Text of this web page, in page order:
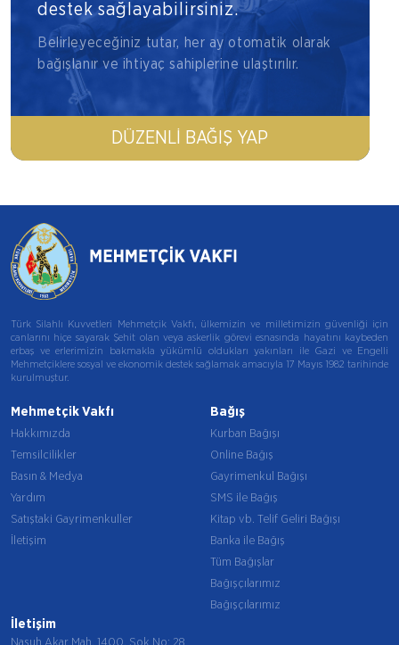
destek sağlayabilirsiniz.
Belirleyeceğiniz tutar, her ay otomatik olarak
bağışlanır ve ihtiyaç sahiplerine ulaştırılır.
DÜZENLI BAĞIŞ YAP
Türk Silahlı Kuvvetleri Mehmetçik Vakfı, ülkemizin ve milletimizin güvenliği için
canlarını hiçe sayarak Şehit olan veya askerlik görevi esnasında hayatını kaybeden
erbaş ve erlerimizin bakmakla yükümlü oldukları yakınları ile Gazi ve Engelli
Mehmetçiklere sosyal ve ekonomik destek sağlamak amacıyla 17 Mayıs 1982 tarihinde
kurulmuştur.
Mehmetçik Vakfı
Hakkımızda
Temsilcilikler
Basın & Medya
Yardım
Satıştaki Gayrimenkuller
İletişim
Bağış
Kurban Bağışı
Online Bağış
Gayrimenkul Bağışı
SMS ile Bağış
Kitap vb. Telif Geliri Bağışı
Banka ile Bağış
Tüm Bağışlar
Bağışçılarımız
Bağışçılarımız
İletişim